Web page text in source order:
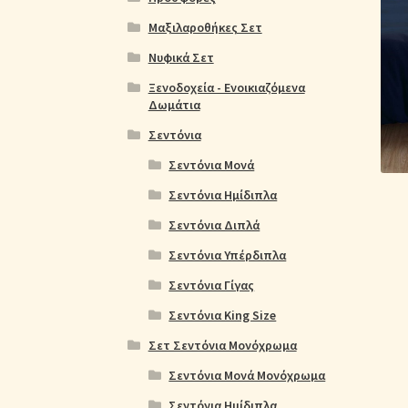
Πικέ Κουβέρτες
Μαξιλαροθήκες Σετ
Νυφικά Σετ
Ξενοδοχεία - Ενοικιαζόμενα
Δωμάτια
Σεντόνια
Σεντόνια Μονά
Σεντόνια Ημίδιπλα
Σεντόνια Διπλά
Σεντόνια Υπέρδιπλα
Σεντόνια Γίγας
Σεντόνια King Size
Σετ Σεντόνια Μονόχρωμα
Σεντόνια Μονά Μονόχρωμα